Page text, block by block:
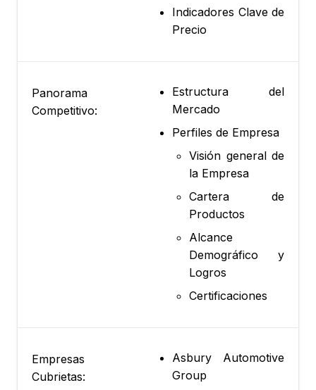
Indicadores Clave de
Precio
Panorama
Competitivo:
Estructura del
Mercado
Perfiles de Empresa
Visión general de
la Empresa
Cartera de
Productos
Alcance
Demográfico y
Logros
Certificaciones
Empresas
Cubrietas:
Asbury Automotive
Group